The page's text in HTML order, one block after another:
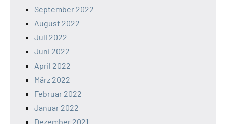
September 2022
August 2022
Juli 2022
Juni 2022
April 2022
März 2022
Februar 2022
Januar 2022
Dezember 2021